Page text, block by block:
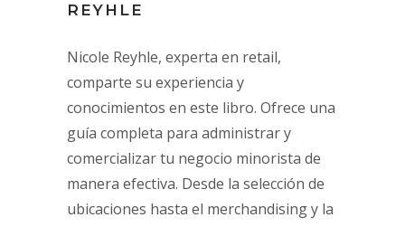
REYHLE
Nicole Reyhle, experta en retail,
comparte su experiencia y
conocimientos en este libro. Ofrece una
guía completa para administrar y
comercializar tu negocio minorista de
manera efectiva. Desde la selección de
ubicaciones hasta el merchandising y la